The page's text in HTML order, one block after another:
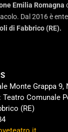
Emilia Romagna
Dal 2016 è
di Fabbrico (RE).
Monte Grappa 9,
Teatro Comunale
(RE)